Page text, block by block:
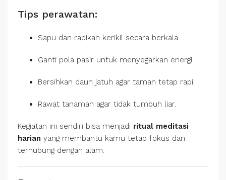
Tips perawatan:
Sapu dan rapikan kerikil secara berkala.
Ganti pola pasir untuk menyegarkan energi.
Bersihkan daun jatuh agar taman tetap rapi.
Rawat tanaman agar tidak tumbuh liar.
Kegiatan ini sendiri bisa menjadi ritual meditasi
harian yang membantu kamu tetap fokus dan
terhubung dengan alam.